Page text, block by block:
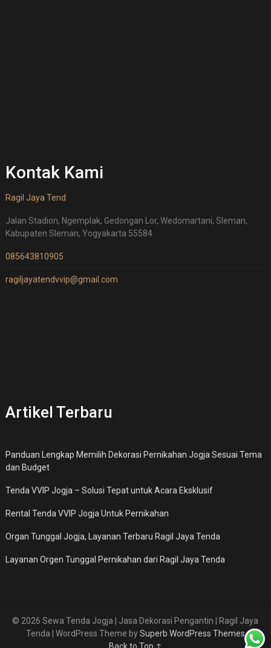
Kontak Kami
Ragil Jaya Tend
Jalan Stadion, Ngemplak, Gedongan Lor, Wedomartani, Sleman,
Kabupaten Sleman, Yogyakarta 55584
085643810905
ragiljayatendvvip@gmail.com
Artikel Terbaru
Panduan Lengkap Memilih Dekorasi Pernikahan Jogja Sesuai Tema
dan Budget
Tenda VVIP Jogja – Solusi Tepat untuk Acara Eksklusif
Rental Tenda VVIP Jogja Untuk Pernikahan
Organ Tunggal Jogja, Layanan Terbaru Ragil Jaya Tenda
Layanan Orgen Tunggal Pernikahan dari Ragil Jaya Tenda
© 2026 Sewa Tenda Jogja | Jasa Dekorasi Pengantin | Ragil Jaya
Tenda
| WordPress Theme bySuperb WordPress Themes
Back to Top ↑